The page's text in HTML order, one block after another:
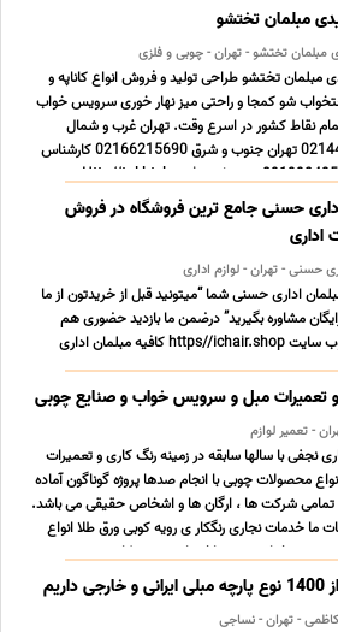
مبلمان تختشو
مبلمان تختشو - تهران - چوبی و فلزی
مبلمان تختشو طراحی تولید و فروش انواع کاناپه و
شو کمجا و راحتی میز نهار خوری سرویس خواب
نقاط کشور در اسرع وقت. تهران غرب و شمال
02144832437 تهران جنوب و شرق 02166215690 کارشناس
فروش 09199849571 وب سایت Http//takhtshop.ir
Http//
حسنی جامع ترین فروشگاه در فروش
اداری
حسنی - تهران - لوازم اداری
اداری حسنی شما “میتونید قبل از خریدتون از ما
مشاوره بگیرید” درضمن ما بازدید حضوری هم
داریم. **وب سایت https//ichair.shop کافیه مبلمان اداری
گوگل سرچ کنید
**اینستاگرامmoblemanedari_hasani تضمین کیفیت اجناس
و تعمیرات مبل و سرویس خواب و صنایع چوبی
نجفی با سالها سابقه در زمینه رنگ کاری و تعمیرات
محصولات چوبی با انجام صدها پروژه گوناگون آماده
تمامی شرکت ها ، ارگان ها و اشخاص حقیقی می باشد.
ما خدمات نجاری رنگکار ی رویه کوبی ورق طلا انواع
سرویس خواب درب ساختمانی و درب کا ... ...
- تهران - نساجی